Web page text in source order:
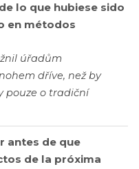
lo que hubiese sido
en métodos
úřadům
dříve, než by
pouze o tradiční
antes de que
de la próxima